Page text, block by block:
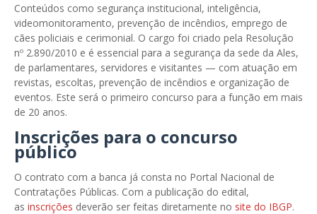
Conteúdos como segurança institucional, inteligência,
videomonitoramento, prevenção de incêndios, emprego de
cães policiais e cerimonial. O cargo foi criado pela Resolução
nº 2.890/2010 e é essencial para a segurança da sede da Ales,
de parlamentares, servidores e visitantes — com atuação em
revistas, escoltas, prevenção de incêndios e organização de
eventos. Este será o primeiro concurso para a função em mais
de 20 anos.
Inscrições para o concurso
público
O contrato com a banca já consta no Portal Nacional de
Contratações Públicas. Com a publicação do edital,
as inscrições deverão ser feitas diretamente no site do IBGP.